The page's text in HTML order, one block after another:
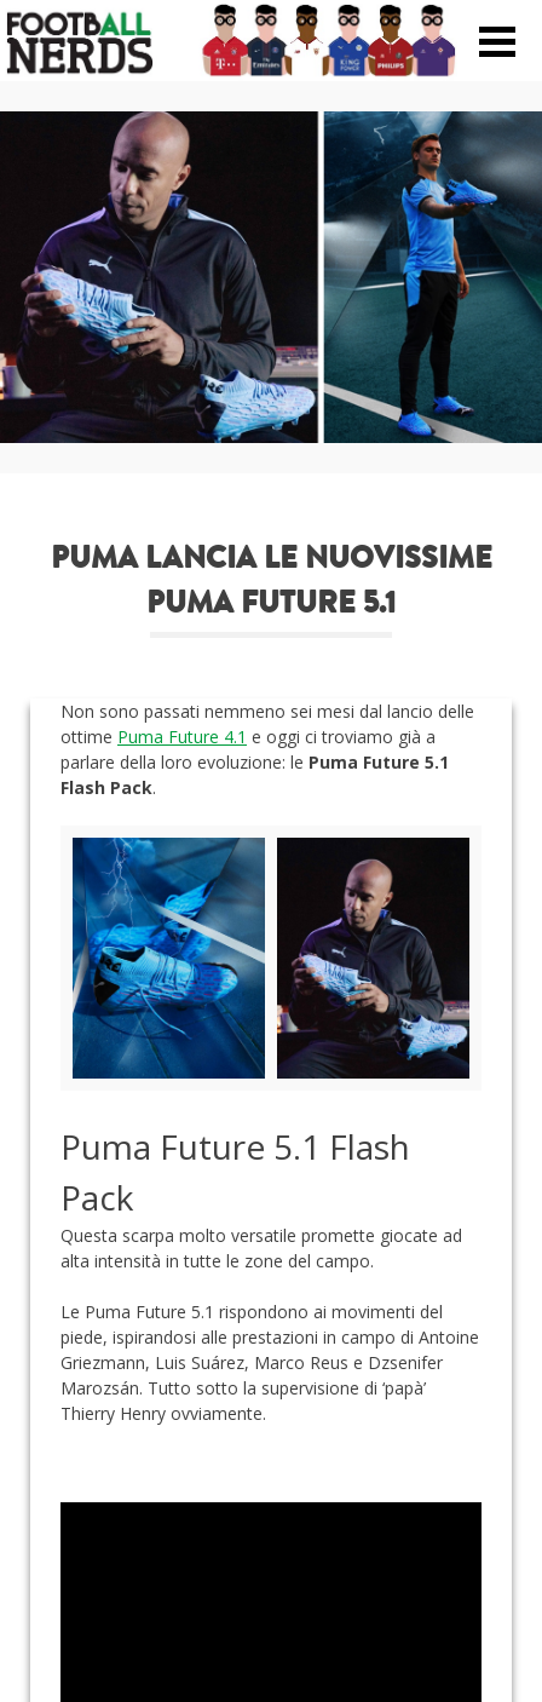
Search
Prodotti
Scarpe
Maglie
Accessori
Magazine Roba Da Nerds
PUMA LANCIA LE NUOVISSIME
PUMA FUTURE 5.1
Non sono passati nemmeno sei mesi dal lancio delle
ottime Puma Future 4.1 e oggi ci troviamo già a
parlare della loro evoluzione: le Puma Future 5.1
Flash Pack.
Puma Future 5.1 Flash
Pack
Questa scarpa molto versatile promette giocate ad
alta intensità in tutte le zone del campo.
Le Puma Future 5.1 rispondono ai movimenti del
piede, ispirandosi alle prestazioni in campo di Antoine
Griezmann, Luis Suárez, Marco Reus e Dzsenifer
Marozsán. Tutto sotto la supervisione di ‘papà’
Thierry Henry ovviamente.